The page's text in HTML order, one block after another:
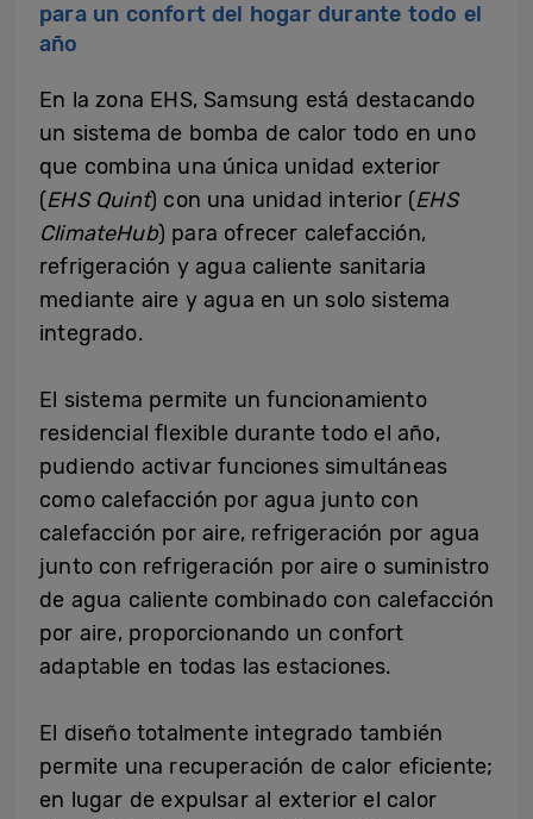
para un confort del hogar durante todo el
año
En la zona EHS, Samsung está destacando
un sistema de bomba de calor todo en uno
que combina una única unidad exterior
(EHS Quint) con una unidad interior (EHS
ClimateHub) para ofrecer calefacción,
refrigeración y agua caliente sanitaria
mediante aire y agua en un solo sistema
integrado.
El sistema permite un funcionamiento
residencial flexible durante todo el año,
pudiendo activar funciones simultáneas
como calefacción por agua junto con
calefacción por aire, refrigeración por agua
junto con refrigeración por aire o suministro
de agua caliente combinado con calefacción
por aire, proporcionando un confort
adaptable en todas las estaciones.
El diseño totalmente integrado también
permite una recuperación de calor eficiente;
en lugar de expulsar al exterior el calor